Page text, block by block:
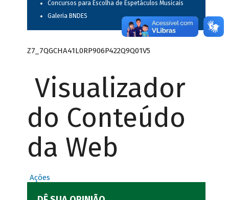
Concursos para Escolha de Espetáculos Musicais
Galeria BNDES
Z7_7QGCHA41L0RP906P422Q9Q01V5
Visualizador
do Conteúdo
da Web
Ações